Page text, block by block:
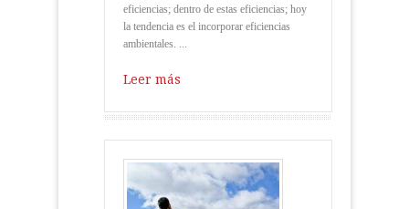
eficiencias; dentro de estas eficiencias; hoy
la tendencia es el incorporar eficiencias
ambientales. ...
Leer más